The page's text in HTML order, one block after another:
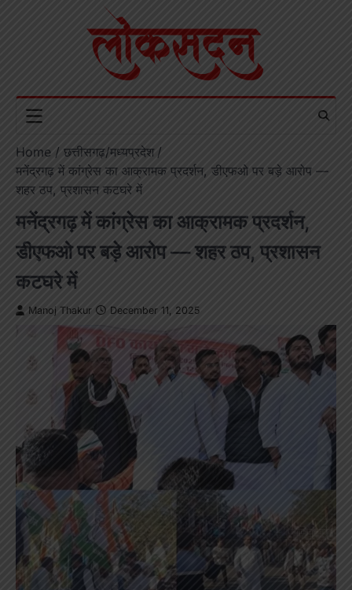
Home
छत्तीसगढ़/मध्यप्रदेश
मनेंद्रगढ़ में कांग्रेस का आक्रामक प्रदर्शन, डीएफओ पर बड़े आरोप —
शहर ठप, प्रशासन कटघरे में
मनेंद्रगढ़ में कांग्रेस का आक्रामक प्रदर्शन,
डीएफओ पर बड़े आरोप — शहर ठप, प्रशासन
कटघरे में
Manoj Thakur December 11, 2025